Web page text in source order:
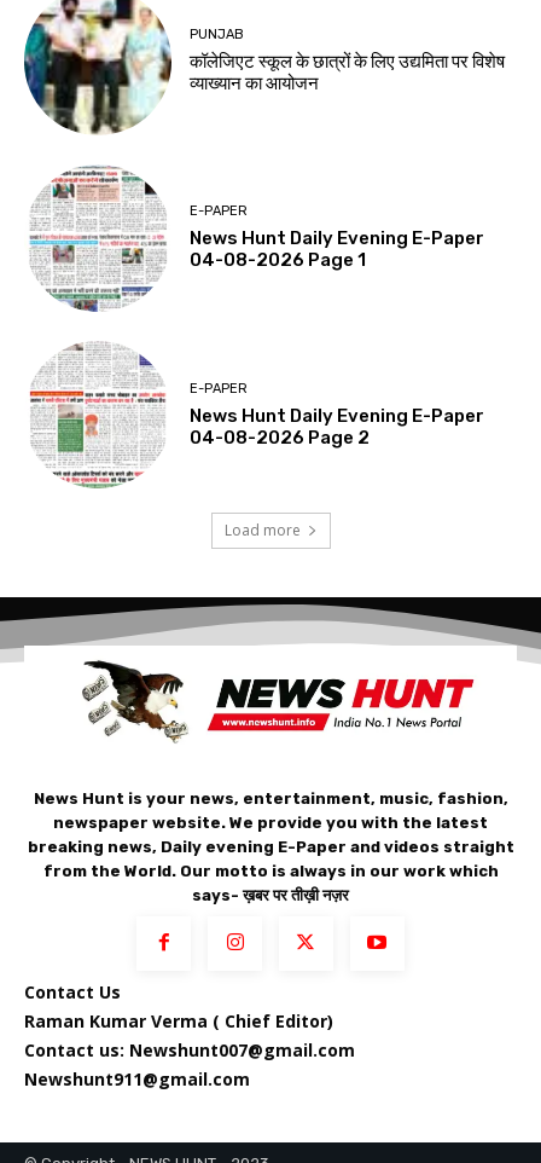
PUNJAB
कॉलेजिएट स्कूल के छात्रों के लिए उद्यमिता पर विशेष
व्याख्यान का आयोजन
E-PAPER
News Hunt Daily Evening E-Paper
04-08-2026 Page 1
E-PAPER
News Hunt Daily Evening E-Paper
04-08-2026 Page 2
Load more
News Hunt is your news, entertainment, music, fashion,
newspaper website. We provide you with the latest
breaking news, Daily evening E-Paper and videos straight
from the World. Our motto is always in our work which
says- ख़बर पर तीख़ी नज़र
Contact Us
Raman Kumar Verma ( Chief Editor)
Contact us: Newshunt007@gmail.com
Newshunt911@gmail.com